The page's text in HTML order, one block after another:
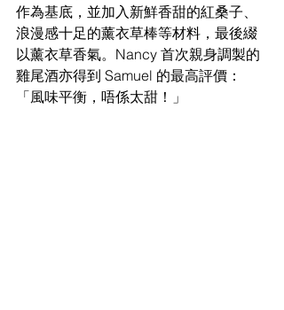
作為基底，並加入新鮮香甜的紅桑子、
浪漫感十足的薰衣草棒等材料，最後綴
以薰衣草香氣。Nancy 首次親身調製的
雞尾酒亦得到 Samuel 的最高評價：
「風味平衡，唔係太甜！」